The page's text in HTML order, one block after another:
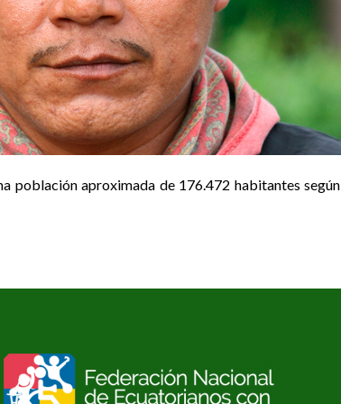
población aproximada de 176.472 habitantes